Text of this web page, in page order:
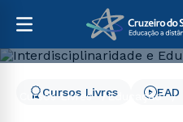
Cursos Livres
Educação
Cursos Livres